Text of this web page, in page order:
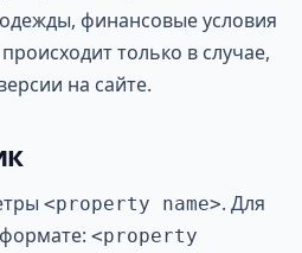
финансовые условия
только в случае,
на сайте.
<property name>. Для
<property